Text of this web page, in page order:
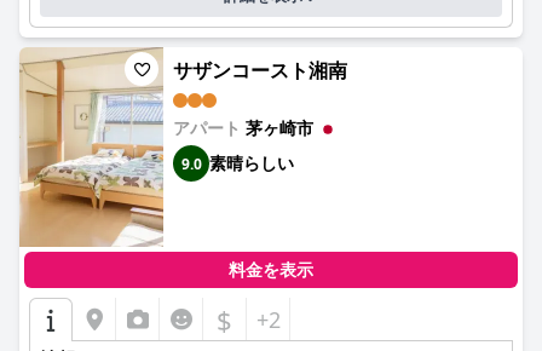
サザンコースト湘南
アパート 茅ヶ崎市
9.0 素晴らしい
料金を表示
$ +2